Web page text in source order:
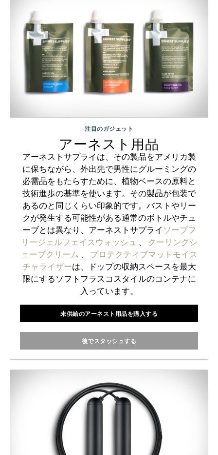
注目のガジェット
アーネスト用品
アーネストサプライは、その製品をアメリカ製
に保ちながら、外出先で男性にグルーミングの
必需品をもたらすために、植物ベースの原料と
技術進歩の基準を使います。その製品が包装で
あるのと同じくらい印象的です。バストやリー
クが発生する可能性がある通常のボトルやチュ
ーブとは異なり、アーネストサプライ ソープフ
リージェルフェイスウォッシュ 、
クーリングシ
ェーブクリーム 、 プロテクティブマットモイス
チャライザーは、ドップの収納スペースを最大
限にするソフトフラスコスタイルのコンテナに
入っています。
未供給のアーネスト用品を購入する
後でスタッシュする